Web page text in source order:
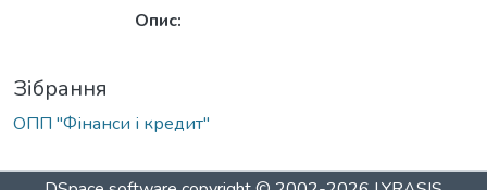
Опис:
Зібрання
ОПП "Фінанси і кредит"